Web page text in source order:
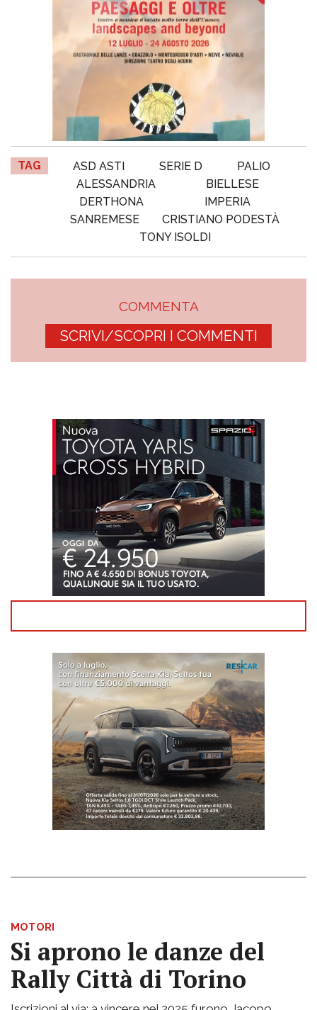
TAG ASD ASTI SERIE D
PALIO
ALESSANDRIA
BIELLESE
DERTHONA
IMPERIA
SANREMESE
CRISTIANO PODESTÀ
TONY ISOLDI
COMMENTA
SCRIVI/SCOPRI I COMMENTI
MOTORI
Si aprono le danze del
Rally Città di Torino